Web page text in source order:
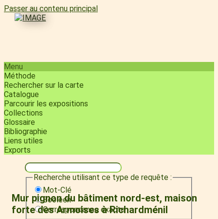
Passer au contenu principal
Menu
Méthode
Rechercher sur la carte
Catalogue
Parcourir les expositions
Collections
Glossaire
Bibliographie
Liens utiles
Exports
Recherche utilisant ce type de requête :
Mot-Clé
Booléen
Correspondance exacte
Mur pignon du bâtiment nord-est, maison
forte des Armoises à Richardménil